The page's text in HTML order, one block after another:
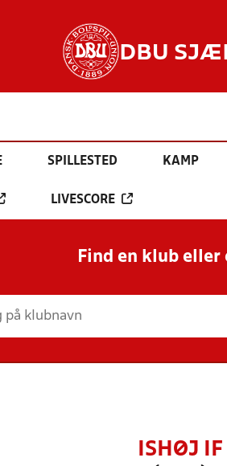
DBU
SPILLESTED KAMP
LIVESCORE
Find en klub eller
ISHØJ IF